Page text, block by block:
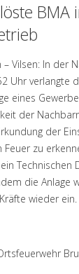
BMA
– Vilsen: In der
Uhr verlangte
eines
der
der
Feuer zu
Technischen
die Anlage
wieder ein.